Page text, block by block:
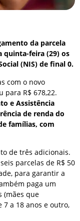
da parcela
quinta-feira (29) os
(NIS) de final 0.
com o novo
R$ 678,22.
e Assistência
de renda do
famílias, com
de três adicionais.
parcelas de R$ 50
para garantir a
paga um
(mães que
7 a 18 anos e outro,